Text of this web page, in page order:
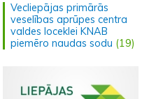
Vecliepājas primārās
veselības aprūpes centra
valdes loceklei KNAB
piemēro naudas sodu (19)